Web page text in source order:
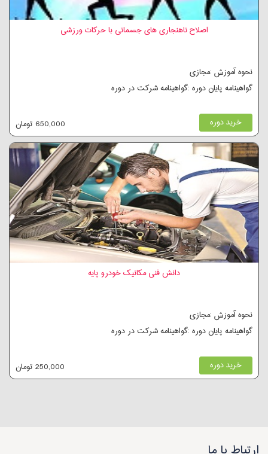
اصلاح ناهنجاری های جسمانی با حرکات ورزشی
نحوه آموزش :مجازی
گواهینامه پایان دوره :گواهینامه شرکت در دوره
خرید دوره 650,000 تومان
دانش فنی مکانیک خودرو پایه
نحوه آموزش :مجازی
گواهینامه پایان دوره :گواهینامه شرکت در دوره
خرید دوره 250,000 تومان